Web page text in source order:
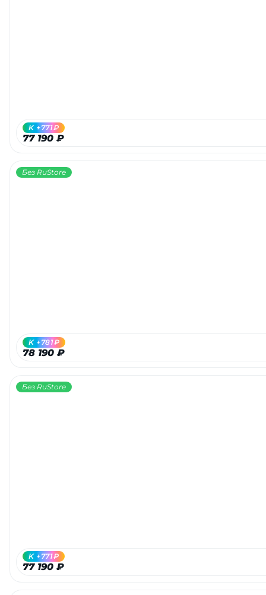
77 190 ₽
K +771₽
Без RuStore
78 190 ₽
K +781₽
Без RuStore
77 190 ₽
K +771₽